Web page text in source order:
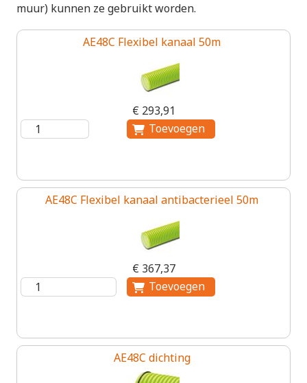
muur) kunnen ze gebruikt worden.
AE48C Flexibel kanaal 50m
€ 293,91
AE48C Flexibel kanaal antibacterieel 50m
€ 367,37
AE48C dichting
Paginering